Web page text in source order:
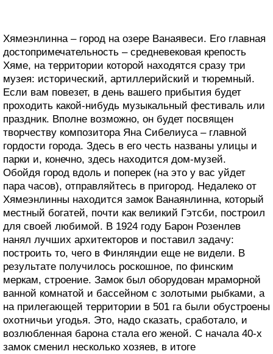
Хямеэнлинна – город на озере Ванаявеси. Его главная
достопримечательность – средневековая крепость
Хяме, на территории которой находятся сразу три
музея: исторический, артиллерийский и тюремный.
Если вам повезет, в день вашего прибытия будет
проходить какой-нибудь музыкальный фестиваль или
праздник. Вполне возможно, он будет посвящен
творчеству композитора Яна Сибелиуса – главной
гордости города. Здесь в его честь названы улицы и
парки и, конечно, здесь находится дом-музей.
Обойдя город вдоль и поперек (на это у вас уйдет
пара часов), отправляйтесь в пригород. Недалеко от
Хямеэнлинны находится замок Ванаянлинна, который
местный богатей, почти как великий Гэтсби, построил
для своей любимой. В 1924 году Барон Розенлев
нанял лучших архитекторов и поставил задачу:
построить то, чего в Финляндии еще не видели. В
результате получилось роскошное, по финским
меркам, строение. Замок был оборудован мраморной
ванной комнатой и бассейном с золотыми рыбками, а
на прилегающей территории в 501 га были обустроены
охотничьи угодья. Это, надо сказать, сработало, и
возлюбленная барона стала его женой. С начала 40-х
замок сменил несколько хозяев, в итоге